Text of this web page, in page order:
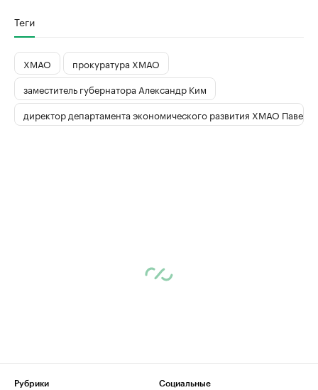
Теги
ХМАО
прокуратура ХМАО
заместитель губернатора Александр Ким
директор департамента экономического развития ХМАО Павел
Рубрики
Социальные